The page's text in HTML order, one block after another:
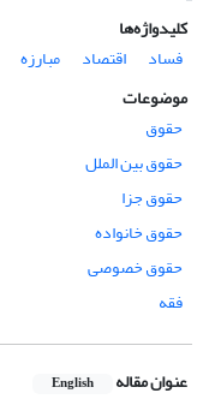
کلیدواژه‌ها
فساد
اقتصاد مبارزه
موضوعات
حقوق
حقوق بین الملل
حقوق جزا
حقوق خانواده
حقوق خصوصی
فقه
عنوان مقاله English